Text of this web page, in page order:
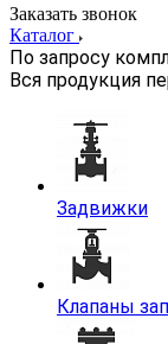
Заказать звонок
Каталог
По запросу
Вся продукция
Задвижки
Клапаны